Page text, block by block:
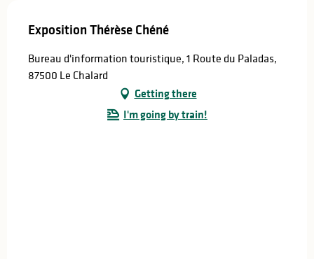
Exposition Thérèse Chéné
Bureau d'information touristique, 1 Route du Paladas,
87500 Le Chalard
Getting there
I'm going by train!